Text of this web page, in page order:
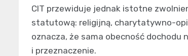
CIT przewiduje jednak istotne
statutową: religijną, charytatywno-
oznacza, że sama obecność dochodu
i przeznaczenie.